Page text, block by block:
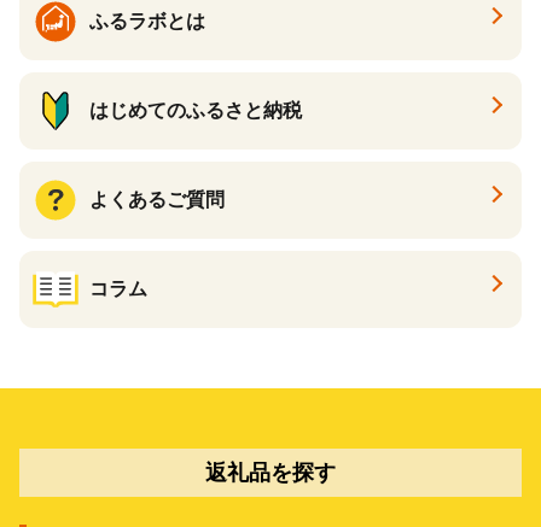
ふるラボとは
はじめてのふるさと納税
よくあるご質問
コラム
返礼品を探す